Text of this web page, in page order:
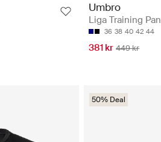
Umbro
Liga Training
36 38 40 42 44
381 kr 449 kr
50% Deal